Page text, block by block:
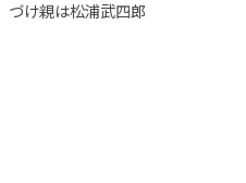
づけ親は松浦武四郎